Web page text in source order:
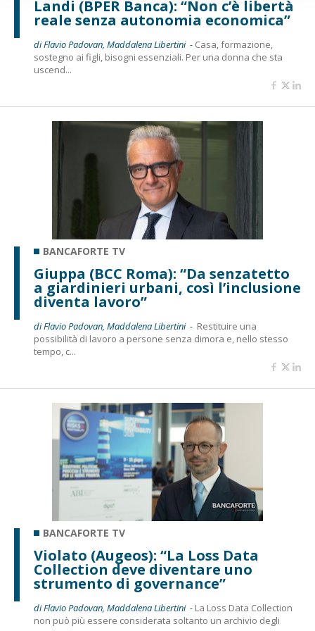
Landi (BPER Banca): “Non c’è libertà
reale senza autonomia economica”
di Flavio Padovan, Maddalena Libertini - Casa, formazione,
sostegno ai figli, bisogni essenziali. Per una donna che sta
uscend...
BANCAFORTE TV
Giuppa (BCC Roma): “Da senzatetto
a giardinieri urbani, così l’inclusione
diventa lavoro”
di Flavio Padovan, Maddalena Libertini - Restituire una
possibilità di lavoro a persone senza dimora e, nello stesso
tempo, c...
BANCAFORTE TV
Violato (Augeos): “La Loss Data
Collection deve diventare uno
strumento di governance”
di Flavio Padovan, Maddalena Libertini - La Loss Data Collection
non può più essere considerata soltanto un archivio degli